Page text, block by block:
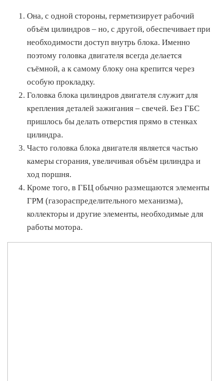
Она, с одной стороны, герметизирует рабочий
объём цилиндров – но, с другой, обеспечивает при
необходимости доступ внутрь блока. Именно
поэтому головка двигателя всегда делается
съёмной, а к самому блоку она крепится через
особую прокладку.
Головка блока цилиндров двигателя служит для
крепления деталей зажигания – свечей. Без ГБС
пришлось бы делать отверстия прямо в стенках
цилиндра.
Часто головка блока двигателя является частью
камеры сгорания, увеличивая объём цилиндра и
ход поршня.
Кроме того, в ГБЦ обычно размещаются элементы
ГРМ (газораспределительного механизма),
коллекторы и другие элементы, необходимые для
работы мотора.